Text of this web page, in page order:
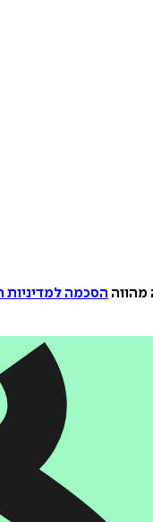
הסכמה למדיניות